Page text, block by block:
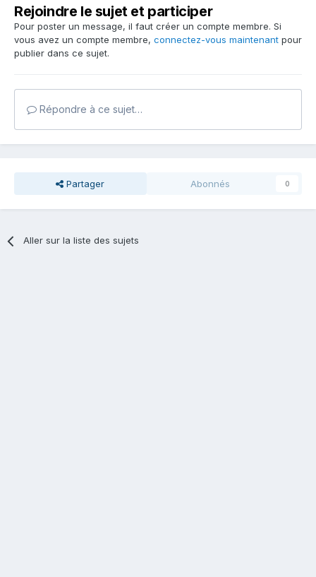
Rejoindre le sujet et participer
Pour poster un message, il faut créer un compte membre. Si
vous avez un compte membre, connectez-vous maintenant pour
publier dans ce sujet.
Répondre à ce sujet…
Partager Abonnés 0
Aller sur la liste des sujets